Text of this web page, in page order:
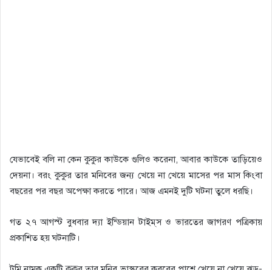
যেভাবেই বলি না কেন কুকুর কাউকে গুলিও করেনা, আবার কাউকে তাড়িয়েও
দেয়না। বরং কুকুর তার মনিবের জন্য খেয়ে না খেয়ে মাসের পর মাস কিংবা
বছরের পর বছর অপেক্ষা করতে পারে। আজ এমনই দুটি ঘটনা তুলে ধরছি।
গত ২৭ আগস্ট বুধবার দ্যা ইন্ডিয়ান টাইম্‌স ও ভারতের জাগরণ পত্রিকায়
প্রকাশিত হয় ঘটনাটি।